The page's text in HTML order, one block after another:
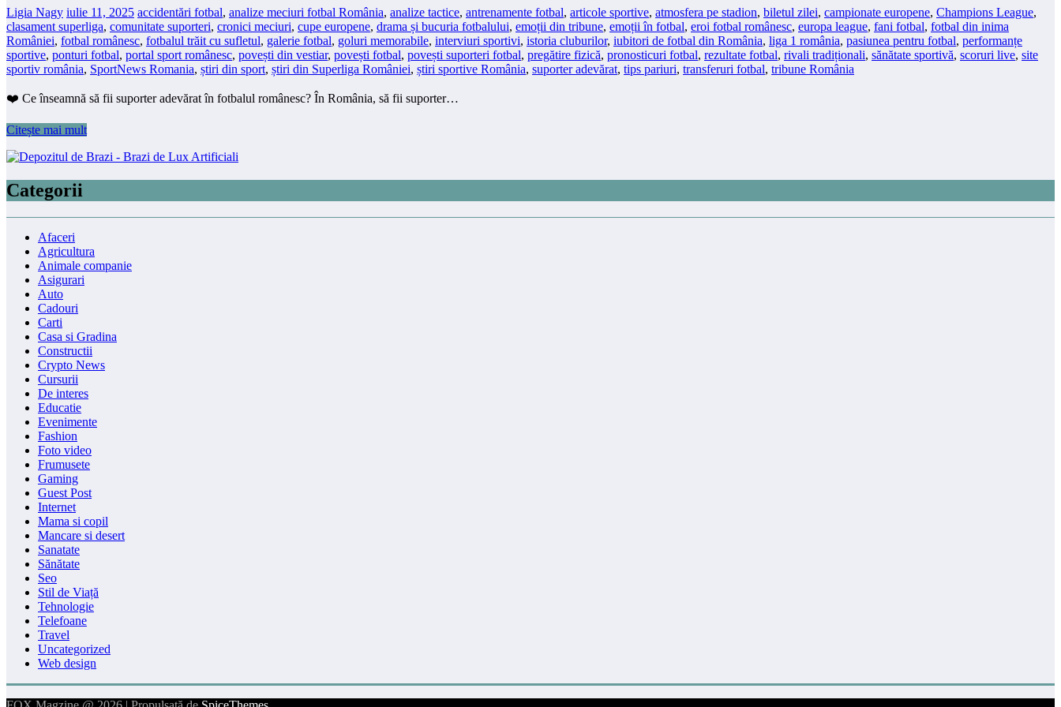
Ligia Nagy iulie 11, 2025 accidentări fotbal, analize meciuri fotbal România, analize tactice, antrenamente fotbal, articole sportive, atmosfera pe stadion, biletul zilei, campionate europene, Champions League,
clasament superliga, comunitate suporteri, cronici meciuri, cupe europene, drama și bucuria fotbalului, emoții din tribune, emoții în fotbal, eroi fotbal românesc, europa league, fani fotbal, fotbal din inima
României, fotbal românesc, fotbalul trăit cu sufletul, galerie fotbal, goluri memorabile, interviuri sportivi, istoria cluburilor, iubitori de fotbal din România, liga 1 românia, pasiunea pentru fotbal, performanțe
sportive, ponturi fotbal, portal sport românesc, povești din vestiar, povești fotbal, povești suporteri fotbal, pregătire fizică, pronosticuri fotbal, rezultate fotbal, rivali tradiționali, sănătate sportivă, scoruri live, site
sportiv românia, SportNews Romania, știri din sport, știri din Superliga României, știri sportive România, suporter adevărat, tips pariuri, transferuri fotbal, tribune România
❤️ Ce înseamnă să fii suporter adevărat în fotbalul românesc? În România, să fii suporter…
Citește mai mult
Categorii
Afaceri
Agricultura
Animale companie
Asigurari
Auto
Cadouri
Carti
Casa si Gradina
Constructii
Crypto News
Cursurii
De interes
Educatie
Evenimente
Fashion
Foto video
Frumusete
Gaming
Guest Post
Internet
Mama si copil
Mancare si desert
Sanatate
Sănătate
Seo
Stil de Viață
Tehnologie
Telefoane
Travel
Uncategorized
Web design